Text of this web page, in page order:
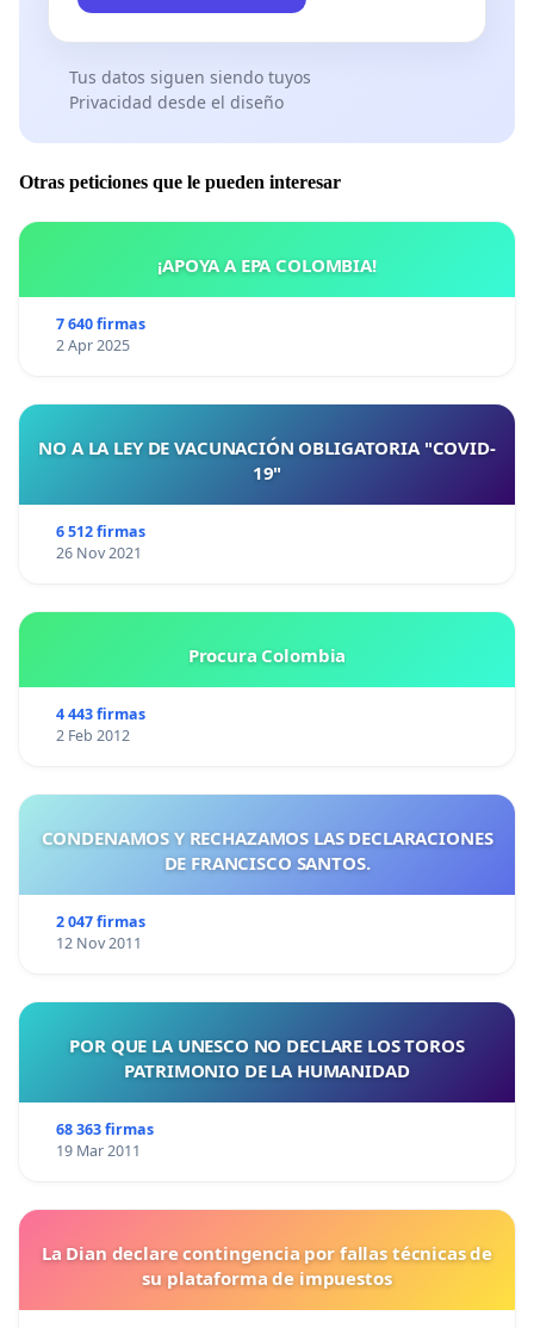
Tus datos siguen siendo tuyos
Privacidad desde el diseño
Otras peticiones que le pueden interesar
¡APOYA A EPA COLOMBIA!
7 640 firmas
2 Apr 2025
NO A LA LEY DE VACUNACIÓN OBLIGATORIA "COVID-
19"
6 512 firmas
26 Nov 2021
Procura Colombia
4 443 firmas
2 Feb 2012
CONDENAMOS Y RECHAZAMOS LAS DECLARACIONES
DE FRANCISCO SANTOS.
2 047 firmas
12 Nov 2011
POR QUE LA UNESCO NO DECLARE LOS TOROS
PATRIMONIO DE LA HUMANIDAD
68 363 firmas
19 Mar 2011
La Dian declare contingencia por fallas técnicas de
su plataforma de impuestos